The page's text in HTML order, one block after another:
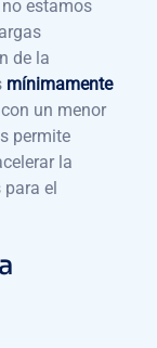
estamos
de la
mínimamente
un menor
permite
la
para el